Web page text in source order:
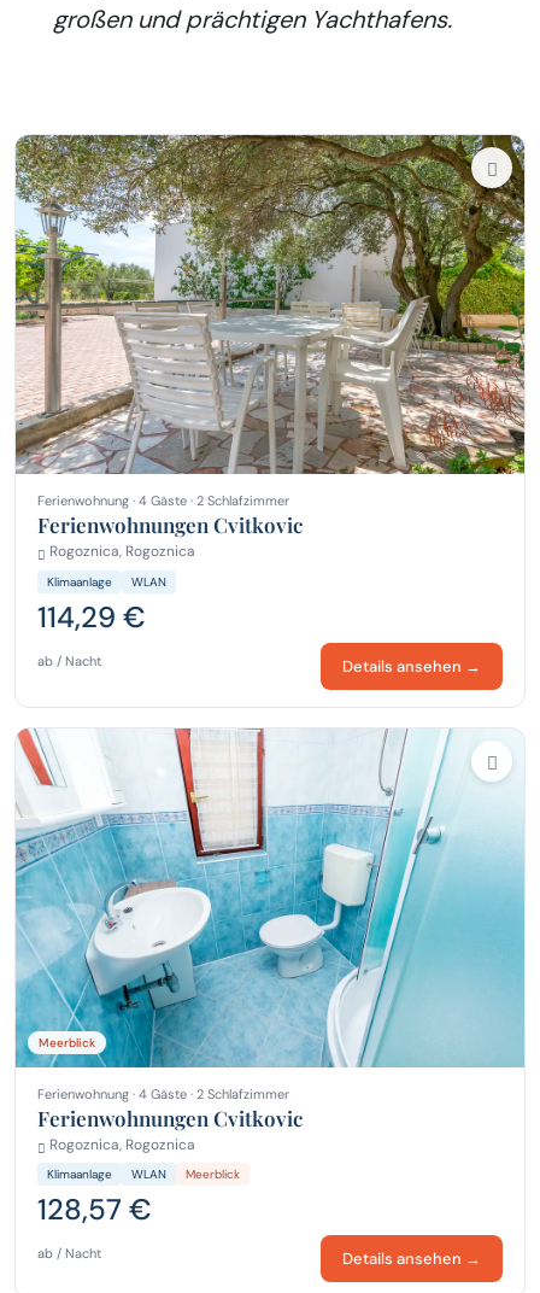
großen und prächtigen Yachthafens.
Ferienwohnung · 4 Gäste · 2 Schlafzimmer
Ferienwohnungen Cvitkovic
Rogoznica, Rogoznica
Klimaanlage WLAN
114,29 €
ab / Nacht Details ansehen →
Meerblick
Ferienwohnung · 4 Gäste · 2 Schlafzimmer
Ferienwohnungen Cvitkovic
Rogoznica, Rogoznica
Klimaanlage WLAN Meerblick
128,57 €
ab / Nacht Details ansehen →